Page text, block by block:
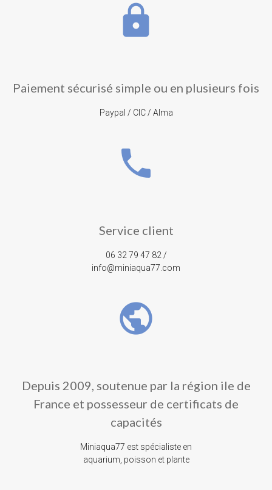
lock
Paiement sécurisé simple ou en plusieurs fois
Paypal / CIC / Alma
phone
Service client
06 32 79 47 82 /
info@miniaqua77.com
public
Depuis 2009, soutenue par la région ile de
France et possesseur de certificats de
capacités
Miniaqua77 est spécialiste en
aquarium, poisson et plante